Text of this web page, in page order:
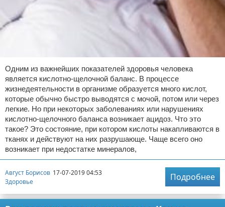
Одним из важнейших показателей здоровья человека
является кислотно-щелочной баланс. В процессе
жизнедеятельности в организме образуется много кислот,
которые обычно быстро выводятся с мочой, потом или через
легкие. Но при некоторых заболеваниях или нарушениях
кислотно-щелочного баланса возникает ацидоз. Что это
такое? Это состояние, при котором кислоты накапливаются в
тканях и действуют на них разрушающе. Чаще всего оно
возникает при недостатке минералов,
Август Борисов 17-07-2019 04:53
Здоровье
Подробнее